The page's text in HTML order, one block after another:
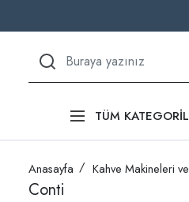
TÜM
Anasayfa Kahve Makineleri
Conti